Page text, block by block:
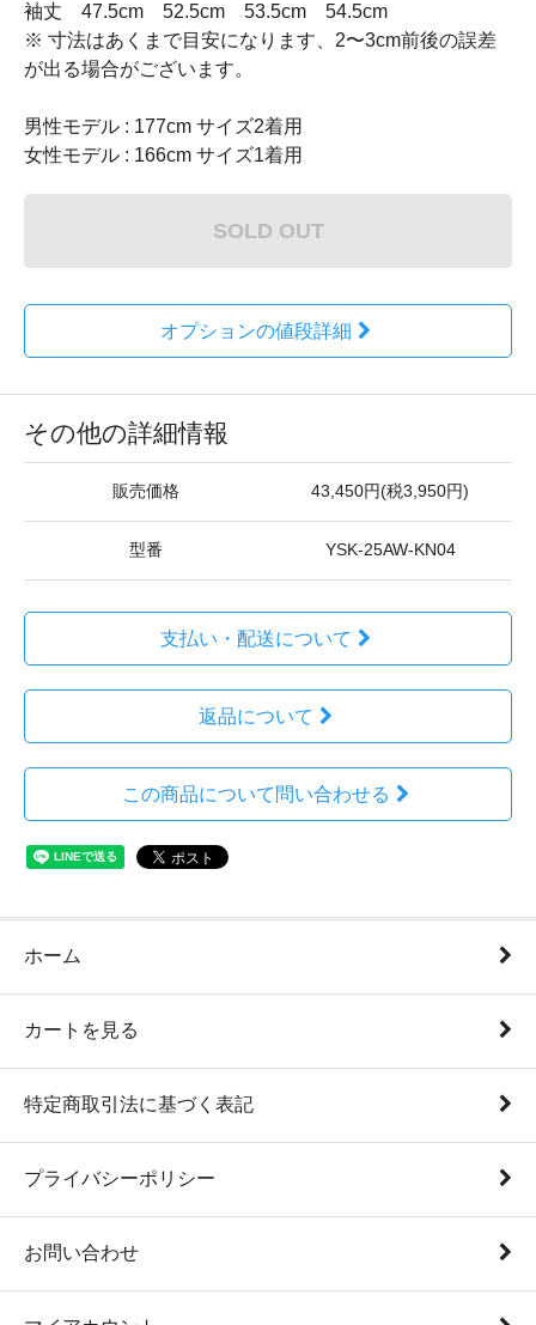
袖丈 47.5cm 52.5cm 53.5cm 54.5cm
※ 寸法はあくまで目安になります、2〜3cm前後の誤差
が出る場合がございます。
男性モデル : 177cm サイズ2着用
女性モデル : 166cm サイズ1着用
SOLD OUT
オプションの値段詳細
その他の詳細情報
販売価格 43,450円(税3,950円)
型番 YSK-25AW-KN04
支払い・配送について
返品について
この商品について問い合わせる
ホーム
カートを見る
特定商取引法に基づく表記
プライバシーポリシー
お問い合わせ